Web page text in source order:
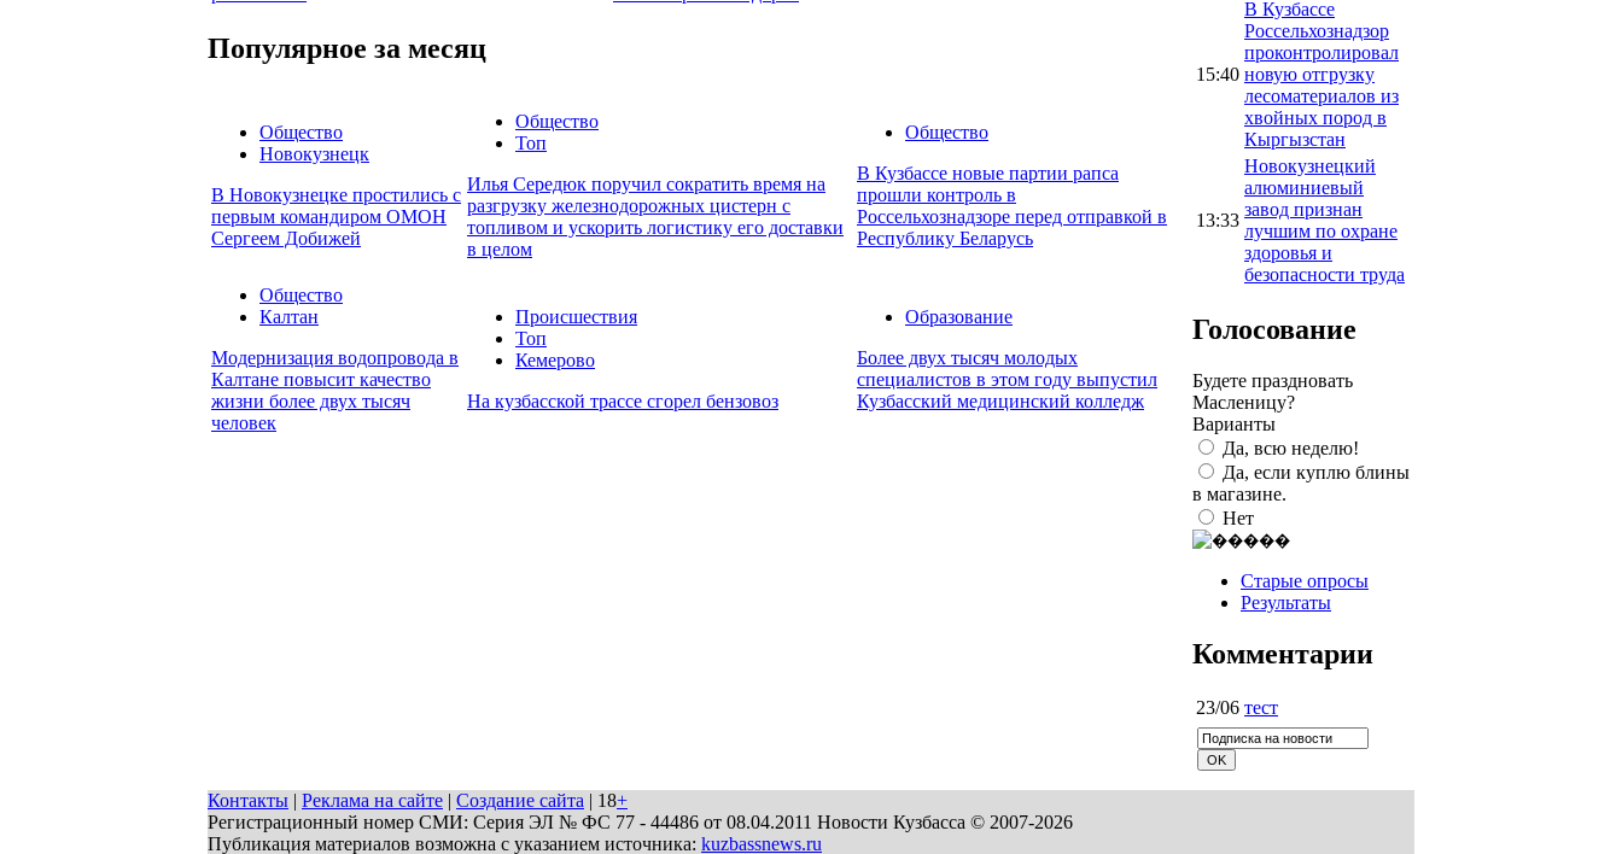
Популярное за месяц
Общество
Новокузнецк
В Новокузнецке простились с
первым командиром ОМОН
Сергеем Добижей
Общество
Топ
Илья Середюк поручил сократить время на
разгрузку железнодорожных цистерн с
топливом и ускорить логистику его доставки
в целом
Общество
В Кузбассе новые партии рапса
прошли контроль в
Россельхознадзоре перед отправкой в
Республику Беларусь
Общество
Калтан
Модернизация водопровода в
Калтане повысит качество
жизни более двух тысяч
человек
Происшествия
Топ
Кемерово
На кузбасской трассе сгорел бензовоз
Образование
Более двух тысяч молодых
специалистов в этом году выпустил
Кузбасский медицинский колледж
15:40
В Кузбассе
Россельхознадзор
проконтролировал
новую отгрузку
лесоматериалов из
хвойных пород в
Кыргызстан
13:33
Новокузнецкий
алюминиевый
завод признан
лучшим по охране
здоровья и
безопасности труда
Голосование
Будете праздновать
Масленицу?
Варианты
Да, всю неделю!
Да, если куплю блины
в магазине.
Нет
Старые опросы
Результаты
Комментарии
23/06 тест
Контакты | Реклама на сайте | Создание сайта | 18+
Регистрационный номер СМИ: Серия ЭЛ № ФС 77 - 44486 от 08.04.2011 Новости Кузбасса © 2007-2026
Публикация материалов возможна с указанием источника: kuzbassnews.ru